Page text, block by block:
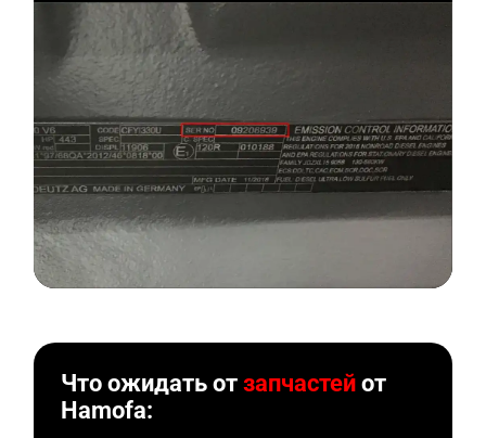
Что ожидать отзапчастей от
Hamofa: